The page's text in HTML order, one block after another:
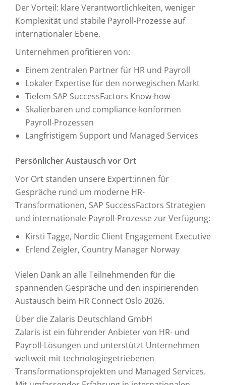
Der Vorteil: klare Verantwortlichkeiten, weniger
Komplexität und stabile Payroll-Prozesse auf
internationaler Ebene.
Unternehmen profitieren von:
Einem zentralen Partner für HR und Payroll
Lokaler Expertise für den norwegischen Markt
Tiefem SAP SuccessFactors Know-how
Skalierbaren und compliance-konformen
Payroll-Prozessen
Langfristigem Support und Managed Services
Persönlicher Austausch vor Ort
Vor Ort standen unsere Expert:innen für
Gespräche rund um moderne HR-
Transformationen, SAP SuccessFactors Strategien
und internationale Payroll-Prozesse zur Verfügung:
Kirsti Tagge, Nordic Client Engagement Executive
Erlend Zeigler, Country Manager Norway
Vielen Dank an alle Teilnehmenden für die
spannenden Gespräche und den inspirierenden
Austausch beim HR Connect Oslo 2026.
Über die Zalaris Deutschland GmbH
Zalaris ist ein führender Anbieter von HR- und
Payroll-Lösungen und unterstützt Unternehmen
weltweit mit technologiegetriebenen
Transformationsprojekten und Managed Services.